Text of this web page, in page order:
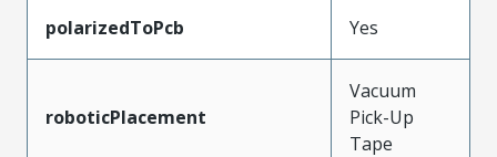
polarizedToPcb Yes
roboticPlacement
Vacuum
Pick-Up
Tape